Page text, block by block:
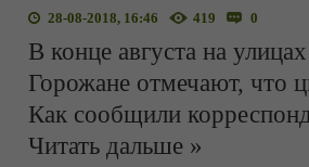
28-08-2018, 16:46 419 0
В конце августа на
Горожане отмечают, что
Как сообщили
Читать дальше »